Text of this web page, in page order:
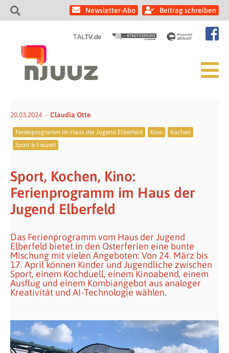
Newsletter-Abo Beitrag schreiben
20.03.2024 Claudia Otte
Ferienprogramm im Haus der Jugend Elberfeld Kino
Kochen
Sport & Freizeit
Sport, Kochen, Kino:
Ferienprogramm im Haus der
Jugend Elberfeld
Das Ferienprogramm vom Haus der Jugend
Elberfeld bietet in den Osterferien eine bunte
Mischung mit vielen Angeboten: Von 24. März bis
17. April können Kinder und Jugendliche zwischen
Sport, einem Kochduell, einem Kinoabend, einem
Ausflug und einem Kombiangebot aus analoger
Kreativität und AI-Technologie wählen.